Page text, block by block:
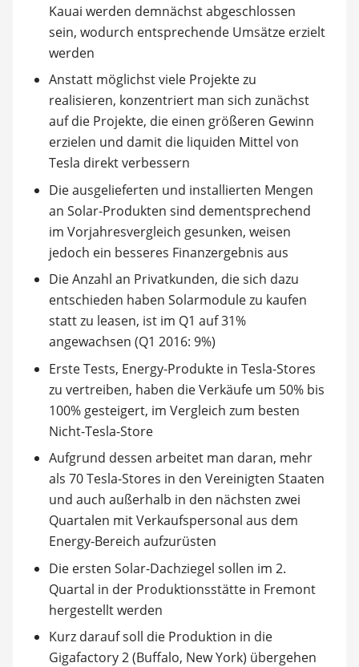
Kauai werden demnächst abgeschlossen
sein, wodurch entsprechende Umsätze erzielt
werden
Anstatt möglichst viele Projekte zu
realisieren, konzentriert man sich zunächst
auf die Projekte, die einen größeren Gewinn
erzielen und damit die liquiden Mittel von
Tesla direkt verbessern
Die ausgelieferten und installierten Mengen
an Solar-Produkten sind dementsprechend
im Vorjahresvergleich gesunken, weisen
jedoch ein besseres Finanzergebnis aus
Die Anzahl an Privatkunden, die sich dazu
entschieden haben Solarmodule zu kaufen
statt zu leasen, ist im Q1 auf 31%
angewachsen (Q1 2016: 9%)
Erste Tests, Energy-Produkte in Tesla-Stores
zu vertreiben, haben die Verkäufe um 50% bis
100% gesteigert, im Vergleich zum besten
Nicht-Tesla-Store
Aufgrund dessen arbeitet man daran, mehr
als 70 Tesla-Stores in den Vereinigten Staaten
und auch außerhalb in den nächsten zwei
Quartalen mit Verkaufspersonal aus dem
Energy-Bereich aufzurüsten
Die ersten Solar-Dachziegel sollen im 2.
Quartal in der Produktionsstätte in Fremont
hergestellt werden
Kurz darauf soll die Produktion in die
Gigafactory 2 (Buffalo, New York) übergehen